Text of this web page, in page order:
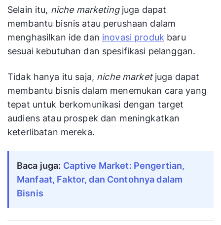
Selain itu, niche marketing juga dapat
membantu bisnis atau perushaan dalam
menghasilkan ide dan inovasi produk baru
sesuai kebutuhan dan spesifikasi pelanggan.
Tidak hanya itu saja, niche market juga dapat
membantu bisnis dalam menemukan cara yang
tepat untuk berkomunikasi dengan target
audiens atau prospek dan meningkatkan
keterlibatan mereka.
Baca juga: Captive Market: Pengertian,
Manfaat, Faktor, dan Contohnya dalam
Bisnis